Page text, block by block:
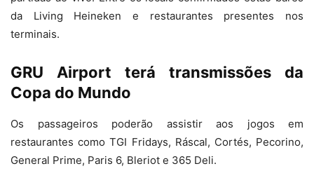
da Living Heineken e restaurantes presentes nos
terminais.
GRU Airport terá transmissões da
Copa do Mundo
Os passageiros poderão assistir aos jogos em
restaurantes como TGI Fridays, Ráscal, Cortés, Pecorino,
General Prime, Paris 6, Bleriot e 365 Deli.